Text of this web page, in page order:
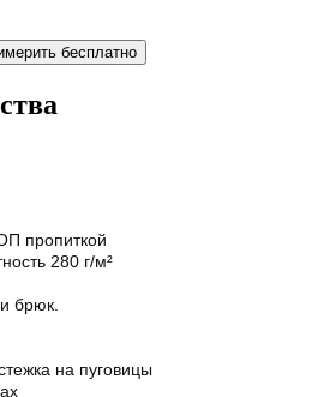
бесплатно
пропиткой
280 г/м²
брюк.
на пуговицы